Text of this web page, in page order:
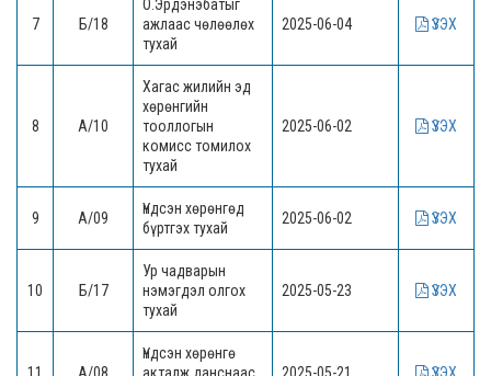
7 Б/18
О.Эрдэнэбатыг
ажлаас чөлөөлөх
тухай
2025-06-04 ҮЗЭХ
8 А/10
Хагас жилийн эд
хөрөнгийн
тооллогын
комисс томилох
тухай
2025-06-02 ҮЗЭХ
9 А/09
Үндсэн хөрөнгөд
бүртгэх тухай
2025-06-02 ҮЗЭХ
10 Б/17
Ур чадварын
нэмэгдэл олгох
тухай
2025-05-23 ҮЗЭХ
Үндсэн хөрөнгө